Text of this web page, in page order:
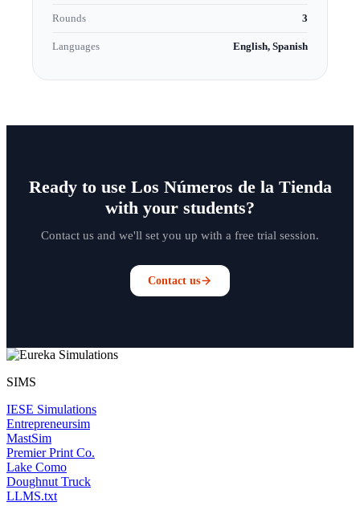
Rounds 3
Languages English, Spanish
Ready to use Los Números de la Tienda
with your students?
Contact us and we'll set you up with a free trial session.
Contact us
SIMS
IESE Simulations
Entrepreneursim
MastSim
Premier Print Co.
Lake Como
Doughnut Truck
LLMS.txt